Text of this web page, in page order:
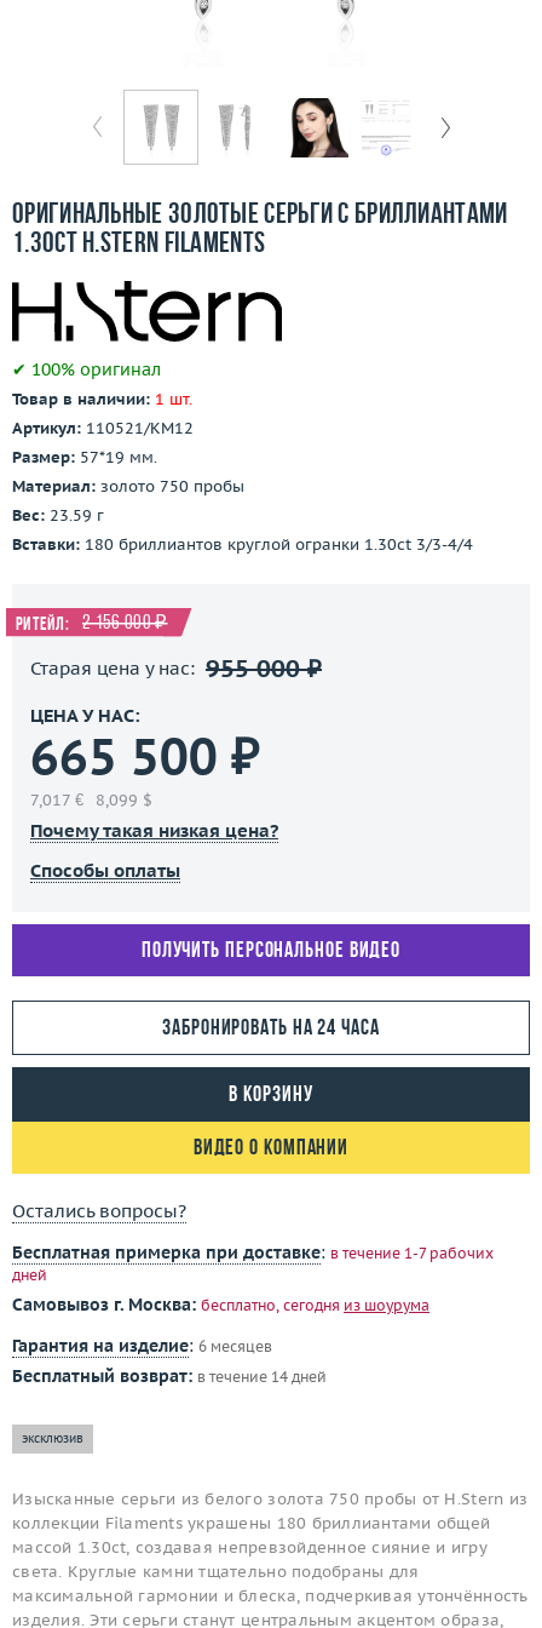
Бесплатная доставка
О компании
Контакты
3D-тур по шоуруму
Оригинальные золотые серьги с бриллиантами
1.30ct H.Stern Filaments
✔ 100% оригинал
Товар в наличии: 1 шт.
Артикул: 110521/КМ12
Размер: 57*19 мм.
Материал: золото 750 пробы
Вес: 23.59 г
Вставки: 180 бриллиантов круглой огранки 1.30ct 3/3-4/4
Ритейл: 2 156 000 ₽
Старая цена у нас: 955 000 ₽
ЦЕНА У НАС:
665 500 ₽
7,017 € 8,099 $
Почему такая низкая цена?
Способы оплаты
Получить персональное видео
Забронировать на 24 часа
В корзину
Видео о компании
Остались вопросы?
Бесплатная примерка при доставке: в течение 1-7 рабочих
дней
Самовывоз г. Москва: бесплатно, сегодня из шоурума
Гарантия на изделие: 6 месяцев
Бесплатный возврат: в течение 14 дней
эксклюзив
Изысканные серьги из белого золота 750 пробы от H.Stern из
коллекции Filaments украшены 180 бриллиантами общей
массой 1.30ct, создавая непревзойденное сияние и игру
света. Круглые камни тщательно подобраны для
максимальной гармонии и блеска, подчеркивая утончённость
изделия. Эти серьги станут центральным акцентом образа,